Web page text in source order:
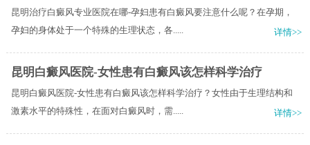
昆明治疗白癜风专业医院在哪-孕妇患有白癜风要注意什么呢？在孕期，
孕妇的身体处于一个特殊的生理状态，各.....
详情>>
昆明白癜风医院-女性患有白癜风该怎样科学治疗
昆明白癜风医院-女性患有白癜风该怎样科学治疗？女性由于生理结构和
激素水平的特殊性，在面对白癜风时，需.....
详情>>